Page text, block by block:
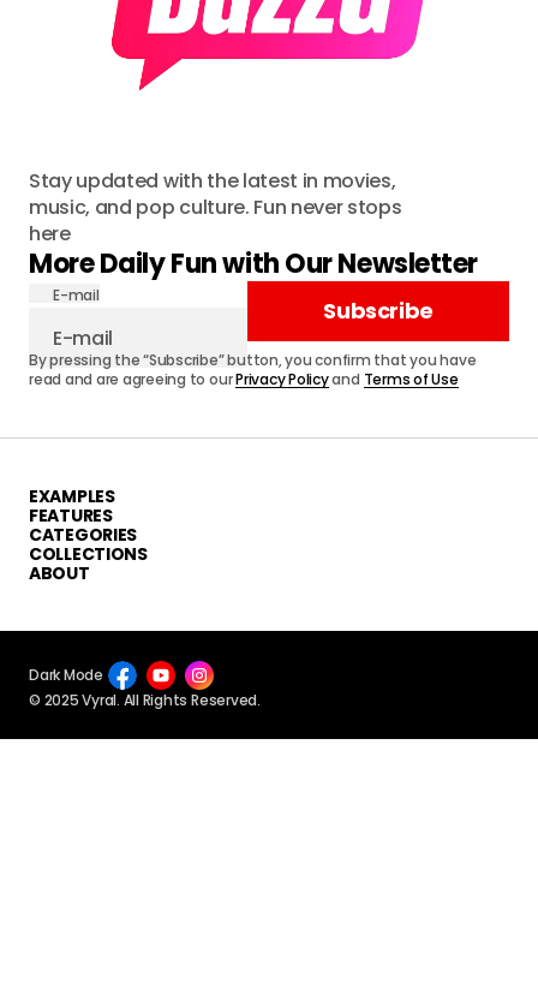
Stay updated with the latest in movies,
music, and pop culture. Fun never stops
here
More Daily Fun with Our Newsletter
E-mail
Subscribe
By pressing the “Subscribe” button, you confirm that you have
read and are agreeing to ourPrivacy Policyand Terms of Use
EXAMPLES
FEATURES
CATEGORIES
COLLECTIONS
ABOUT
© 2025 Vyral. All Rights Reserved.
Dark Mode